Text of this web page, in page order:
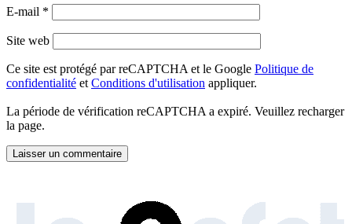
E-mail *
Site web
Ce site est protégé par reCAPTCHA et le Google Politique de
confidentialité et Conditions d'utilisation appliquer.
La période de vérification reCAPTCHA a expiré. Veuillez recharger
la page.